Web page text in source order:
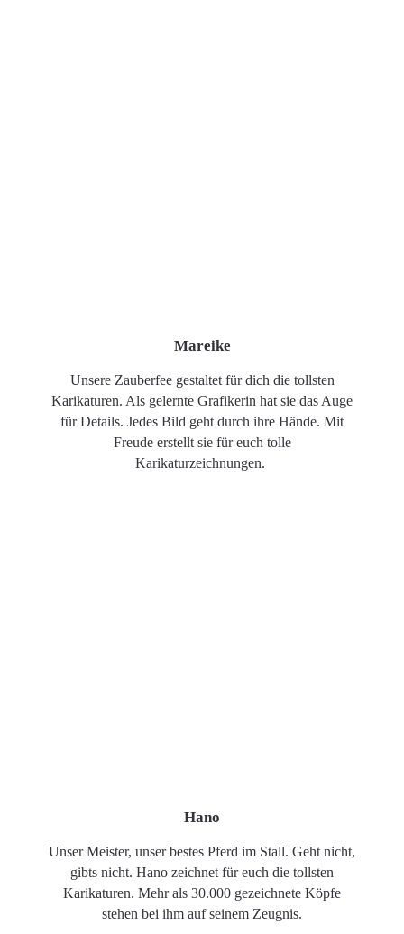
Mareike
Unsere Zauberfee gestaltet für dich die tollsten
Karikaturen. Als gelernte Grafikerin hat sie das Auge
für Details. Jedes Bild geht durch ihre Hände. Mit
Freude erstellt sie für euch tolle
Karikaturzeichnungen.
Hano
Unser Meister, unser bestes Pferd im Stall. Geht nicht,
gibts nicht. Hano zeichnet für euch die tollsten
Karikaturen. Mehr als 30.000 gezeichnete Köpfe
stehen bei ihm auf seinem Zeugnis.